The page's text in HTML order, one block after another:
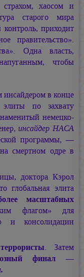
хаосом и
старого мира
приходит
правительство».
Одна власть,
чтобы
в конце
по захвату
немецко-
инсайдер НАСА
программы, —
смертном одре в
доктора Кэрол
глобальная элита
масштабных
флагом» для
и консолидации
террористы. Затем
финал —